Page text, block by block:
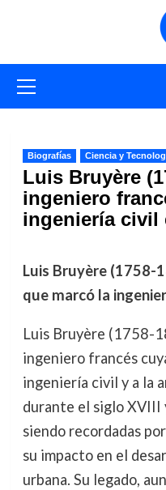
primario
Biografías Ciencia y
Luis Bruyère
ingeniero
ingeniería civil
Luis Bruyère (1758-
que marcó la
Luis Bruyère (1758-
ingeniero francés
ingeniería civil y a la
durante el siglo XVIII
siendo recordadas
su impacto en el
urbana. Su legado,